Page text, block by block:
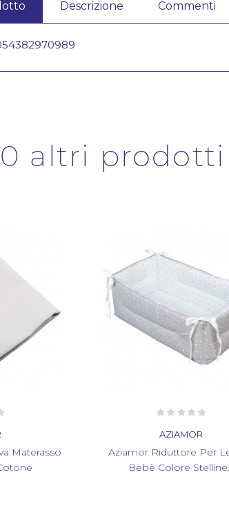
Descrizione Commenti
altri
Riduttore Per Lettino
Colore Stelline...
Aziamor
Bebè